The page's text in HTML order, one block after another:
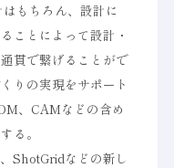
もちろん、設計に
ことによって設計・
貫で繋げることがで
りの実現をサポート
、CAMなどの含め
る。
ShotGridなどの新し